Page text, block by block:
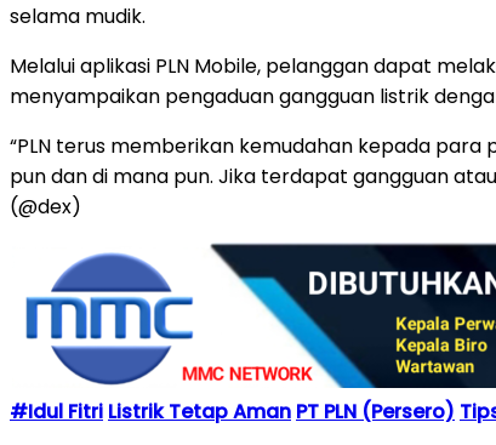
selama mudik.
Melalui aplikasi PLN Mobile, pelanggan dapat
menyampaikan pengaduan gangguan listrik
“PLN terus memberikan kemudahan kepada para
pun dan di mana pun. Jika terdapat gangguan
(@dex)
#Idul Fitri Listrik Tetap Aman PT PLN (Persero)